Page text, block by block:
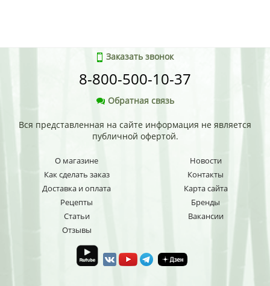
Заказать звонок
8-800-500-10-37
Обратная связь
Вся представленная на сайте информация не является
публичной офертой.
О магазине
Как сделать заказ
Доставка и оплата
Рецепты
Статьи
Отзывы
Новости
Контакты
Карта сайта
Бренды
Вакансии